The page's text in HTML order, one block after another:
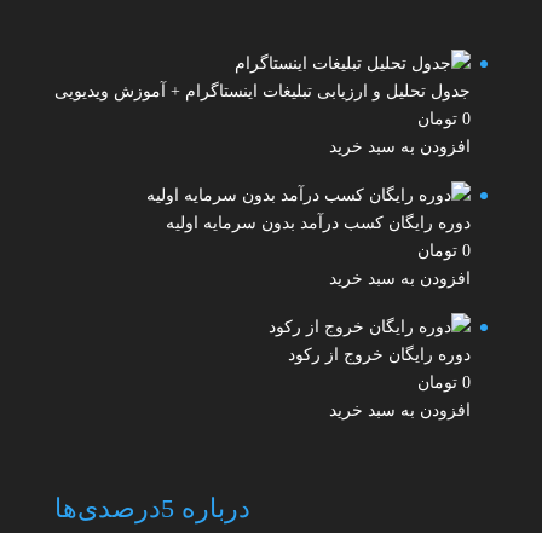
جدول تحلیل و ارزیابی تبلیغات اینستاگرام + آموزش ویدیویی
0 تومان
افزودن به سبد خرید
دوره رایگان کسب درآمد بدون سرمایه اولیه
0 تومان
افزودن به سبد خرید
دوره رایگان خروج از رکود
0 تومان
افزودن به سبد خرید
درباره 5درصدی‌ها